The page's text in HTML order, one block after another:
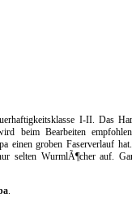
I-II. Das
beim Bearbeiten
einen groben Faserverlauf
selten WurmlÃ¶cher auf.
.